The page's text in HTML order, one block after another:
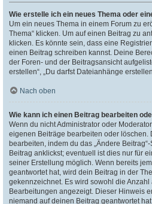
Wie erstelle ich ein neues Thema oder
Um ein neues Thema in einem Forum zu
Thema“ klicken. Um auf einen Beitrag zu
klicken. Es könnte sein, dass eine
einen Beitrag schreiben kannst. Deine
der Foren- und der Beitragsansicht
erstellen“, „Du darfst Dateianhänge
Nach oben
Wie kann ich einen Beitrag bearbeiten
Wenn du nicht Administrator oder
eigenen Beiträge bearbeiten oder löschen.
bearbeiten, indem du das „Ändere
Beitrag anklickst; eventuell ist dies nur für
seiner Erstellung möglich. Wenn bereits
geantwortet hat, wird dein Beitrag in der
gekennzeichnet. Es wird sowohl die
Bearbeitungen angezeigt. Dieser Hinweis
niemand auf deinen Beitrag geantwortet